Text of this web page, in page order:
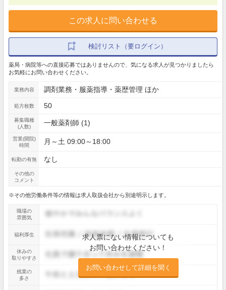
この求人に問い合わせる
検討リスト（要ログイン）
薬局・病院等への直接応募ではありませんので、気になる求人が見つかりましたら
お気軽にお問い合わせください。
業務内容 調剤業務・服薬指導・薬歴管理 ほか
処方枚数 50
募集職種
(人数)
一般薬剤師 (1)
営業(開院)
時間
月～土 09:00～18:00
転勤の有無 なし
その他の
コメント
※その他労働条件等の情報は求人取扱会社から別途明示します。
職場の
雰囲気
求人票にない情報についても
お問い合わせください！
お問い合わせして詳細を聞く
福利厚生
休みの
取りやすさ
残業の
多さ